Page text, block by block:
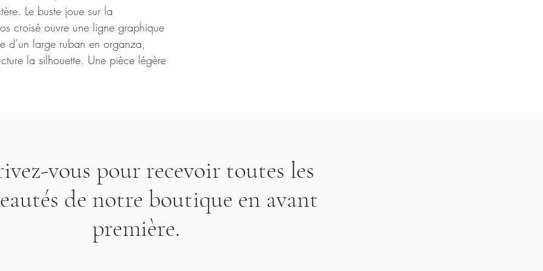
Le buste joue sur la
croisé ouvre une ligne graphique
d’un large ruban en organza,
la silhouette. Une pièce légère
vous pour recevoir toutes les
de notre boutique en avant
première.